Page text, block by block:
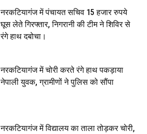
नरकटियागंज में पंचायत सचिव 15 हजार रुपये
घूस लेते गिरफ्तार, निगरानी की टीम ने शिविर से
रंगे हाथ दबोचा।
नरकटियागंज में चोरी करते रंगे हाथ पकड़ाया
नेपाली युवक, ग्रामीणों ने पुलिस को सौंपा
नरकटियागंज में विद्यालय का ताला तोड़कर चोरी,